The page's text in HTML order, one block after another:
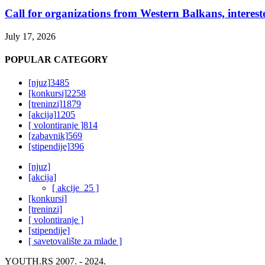
Call for organizations from Western Balkans,
July 17, 2026
POPULAR CATEGORY
[njuz]3485
[konkursi]2258
[treninzi]1879
[akcija]1205
[ volontiranje ]814
[zabavnik]569
[stipendije]396
[njuz]
[akcija]
[ akcije_25 ]
[konkursi]
[treninzi]
[ volontiranje ]
[stipendije]
[ savetovalište za mlade ]
YOUTH.RS 2007. - 2024.